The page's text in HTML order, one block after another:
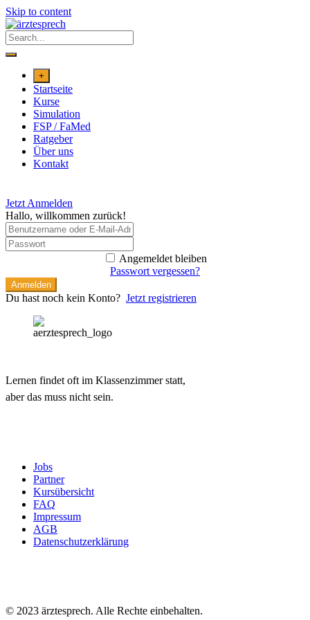
Skip to content
+
Startseite
Kurse
Simulation
FSP / FaMed
Ratgeber
Über uns
Kontakt
Jetzt Anmelden
Hallo, willkommen zurück!
Angemeldet bleiben
Passwort vergessen?
Anmelden
Du hast noch kein Konto? Jetzt registrieren
Lernen findet oft im Klassenzimmer statt,
aber das muss nicht sein.
Jobs
Partner
Kursübersicht
FAQ
Impressum
AGB
Datenschutzerklärung
© 2023 ärztesprech. Alle Rechte einbehalten.